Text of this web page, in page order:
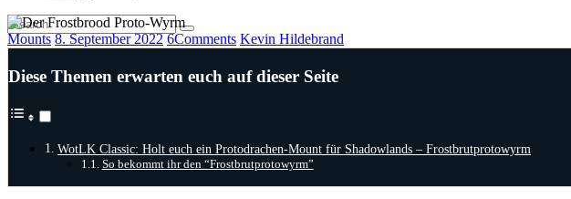
Mounts 8. September 2022 6Comments Kevin Hildebrand
Diese Themen erwarten euch auf dieser Seite
WotLK Classic: Holt euch ein Protodrachen-Mount für Shadowlands – Frostbrutprotowyrm
So bekommt ihr den “Frostbrutprotowyrm”